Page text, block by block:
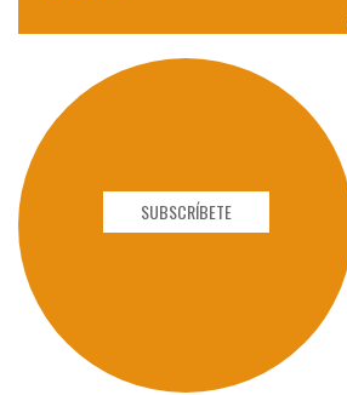
SUBSCRÍBETE